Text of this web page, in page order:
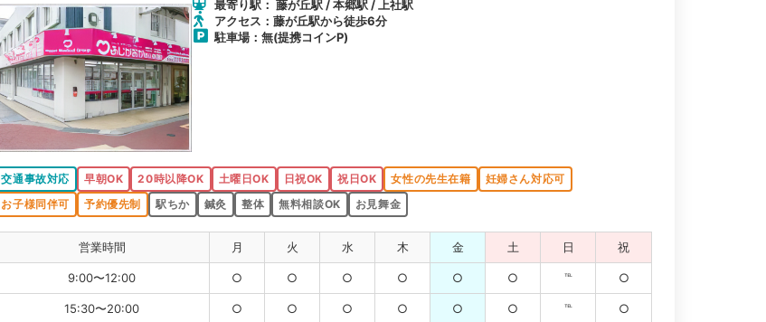
最寄り駅： 藤が丘駅 / 本郷駅 / 上社駅
アクセス：藤が丘駅から徒歩6分
駐車場：無(提携コインP)
交通事故対応 早朝OK 20時以降OK 土曜日OK 日祝OK 祝日OK 女性の先生在籍
妊婦さん対応可
お子様同伴可
予約優先制 駅ちか 鍼灸 整体 無料相談OK お見舞金
営業時間 月 火 水 木 金 土 日 祝
9:00〜12:00 ○ ○ ○ ○ ○ ○ ℡ ○
15:30〜20:00 ○ ○ ○ ○ ○ ○ ℡ ○